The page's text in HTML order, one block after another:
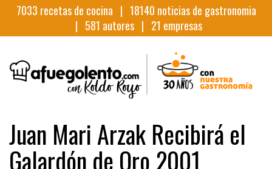
7033 recetas de cocina | 18140 noticias de gastronomia
| 581 autores | 21 empresas
Juan Mari Arzak Recibirá el
Galardón de Oro 2001